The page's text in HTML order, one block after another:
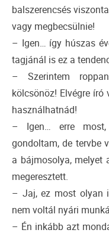
balszerencsés
vagy megbecsülnie!
– Igen… így húszas
tagjánál is ez a
– Szerintem
kölcsönöz! Elvégre
használhatnád!
– Igen… erre
gondoltam, de tervbe
a bájmosolya, melyet
megeresztett.
– Jaj, ez most olyan
nem voltál nyári
– Én inkább azt